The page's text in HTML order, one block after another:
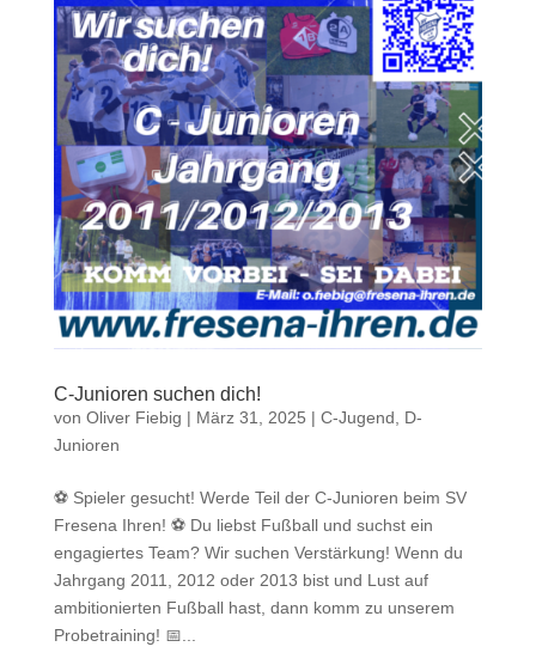
C-Junioren suchen dich!
von Oliver Fiebig | März 31, 2025 | C-Jugend
D-
Junioren
⚽ Spieler gesucht! Werde Teil der C-Junioren beim SV
Fresena Ihren! ⚽ Du liebst Fußball und suchst ein
engagiertes Team? Wir suchen Verstärkung! Wenn du
Jahrgang 2011, 2012 oder 2013 bist und Lust auf
ambitionierten Fußball hast, dann komm zu unserem
Probetraining! 📅...